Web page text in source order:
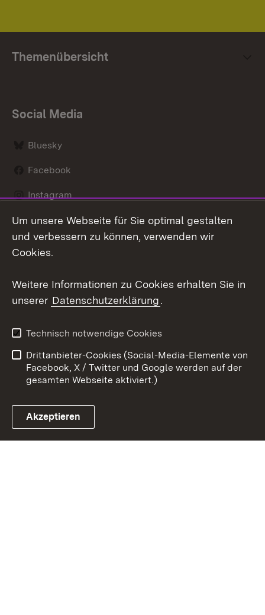
Themenübersicht
Social Media
Bluesky
Facebook
Instagram
LinkedIn
Link zum Landesportal
Datenschutz
Barrierefreiheit
Impressum
Cookies
Um unsere Webseite für Sie optimal gestalten
und verbessern zu können, verwenden wir
Cookies.
Weitere Informationen zu Cookies erhalten Sie in
unserer Datenschutzerklärung.
Technisch notwendige Cookies
Drittanbieter-Cookies (Social-Media-Elemente von
Facebook, X / Twitter und Google werden auf der
gesamten Webseite aktiviert.)
Akzeptieren